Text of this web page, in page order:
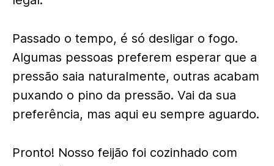
Passado o tempo, é só desligar o fogo.
Algumas pessoas preferem esperar que a
pressão saia naturalmente, outras acabam
puxando o pino da pressão. Vai da sua
preferência, mas aqui eu sempre aguardo.
Pronto! Nosso feijão foi cozinhado com